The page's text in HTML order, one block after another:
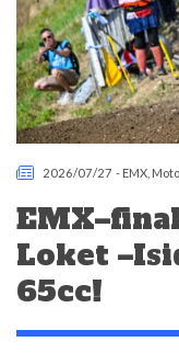
2026/07/27 - EMX
Loket
65cc!